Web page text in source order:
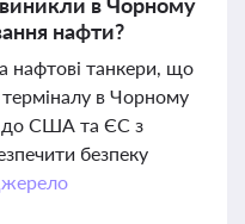
нафти?
нафтові танкери, що
в Чорному
до США та ЄС з
безпеку